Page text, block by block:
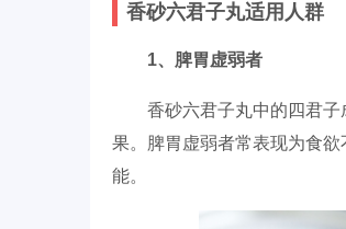
香砂六君子丸适用人群
1、脾胃虚弱者
香砂六君子丸中的四君
果。脾胃虚弱者常表现为食
能。